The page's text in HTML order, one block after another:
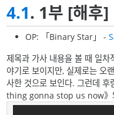
4.1. 1부 [해후]
OP: 「Binary Star」 -
제목과 가사 내용을 볼 때 일차
야기로 보이지만, 실제로는 오
사한 것으로 보인다. 그런데
thing gonna stop us now》